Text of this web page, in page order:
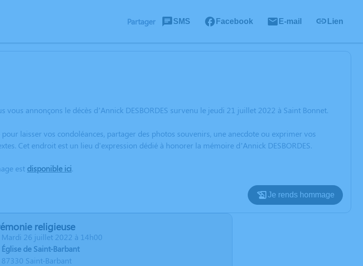
Partager SMS Facebook E-mail Lien
vous annonçons le décès d’Annick DESBORDES survenu le jeudi 21 juillet 2022 à Saint Bonnet.
laisser vos condoléances, partager des photos souvenirs, une anecdote ou exprimer vos
Cet endroit est un lieu d'expression dédié à honorer la mémoire d’Annick DESBORDES.
est disponible ici.
Je rends hommage
religieuse
mardi 26 juillet 2022 à 14h00
Église de Saint-Barbant
87330 Saint-Barbant